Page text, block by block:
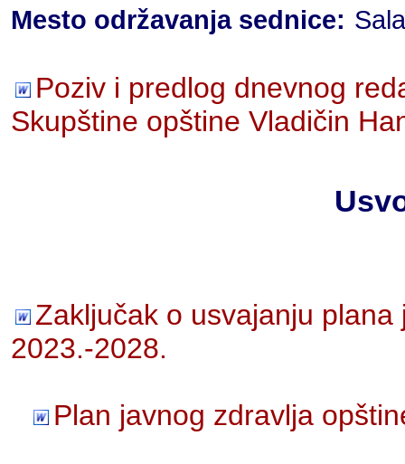
Mesto održavanja sednice:
Poziv i predlog dnevnog
Skupštine opštine Vladičin
Zaključak o usvajanju
2023.-2028.
Plan javnog zdravlja